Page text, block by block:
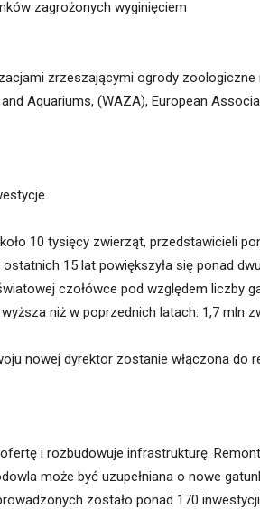
zagrożonych wyginięciem
zrzeszającymi ogrody zoologiczne
and Aquariums, (WAZA), European
10 tysięcy zwierząt, przedstawicieli
ostatnich 15 lat powiększyła się ponad
czołówce pod względem liczby
wyższa niż w poprzednich latach: 1,7 mln
nowej dyrektor zostanie włączona do
ofertę i rozbudowuje infrastrukturę.
może być uzupełniana o nowe
ch zostało ponad 170 inwestycji